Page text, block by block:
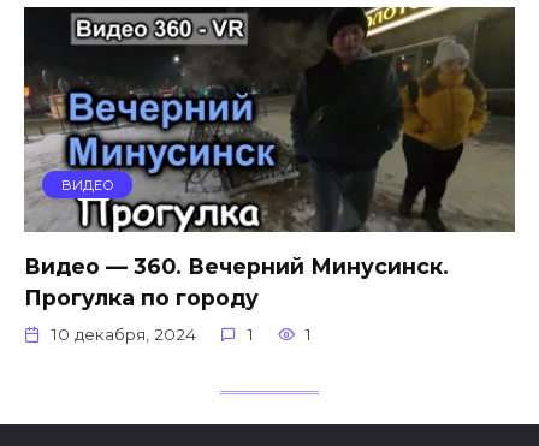
ВИДЕО
Видео — 360. Вечерний Минусинск.
Прогулка по городу
10 декабря, 2024 1 1